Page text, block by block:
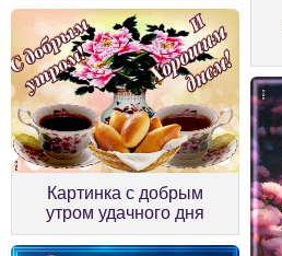
Картинка с добрым
утром удачного дня